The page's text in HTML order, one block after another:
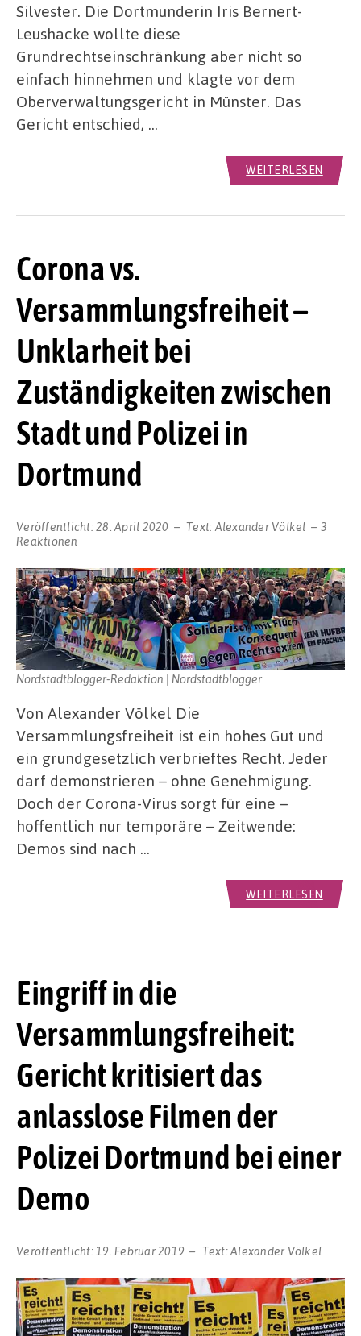
Silvester. Die Dortmunderin Iris Bernert-
Leushacke wollte diese
Grundrechtseinschränkung aber nicht so
einfach hinnehmen und klagte vor dem
Oberverwaltungsgericht in Münster. Das
Gericht entschied, …
WEITERLESEN
Corona vs.
Versammlungsfreiheit –
Unklarheit bei
Zuständigkeiten zwischen
Stadt und Polizei in
Dortmund
Veröffentlicht:28. April 2020 Text: Alexander Völkel
3
Reaktionen
Nordstadtblogger-Redaktion | Nordstadtblogger
Von Alexander Völkel Die
Versammlungsfreiheit ist ein hohes Gut und
ein grundgesetzlich verbrieftes Recht. Jeder
darf demonstrieren – ohne Genehmigung.
Doch der Corona-Virus sorgt für eine –
hoffentlich nur temporäre – Zeitwende:
Demos sind nach …
WEITERLESEN
Eingriff in die
Versammlungsfreiheit:
Gericht kritisiert das
anlasslose Filmen der
Polizei Dortmund bei einer
Demo
Veröffentlicht: 19. Februar 2019 Text:Alexander Völkel